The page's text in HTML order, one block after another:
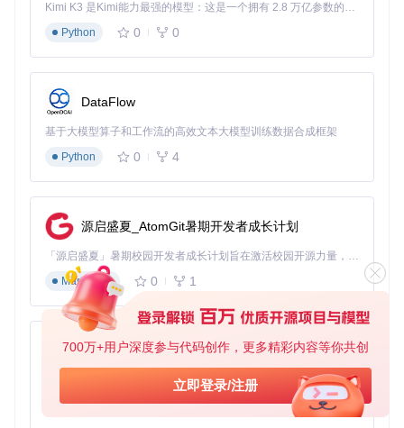
700万+用户深度参与代码创作，更多精彩内容等你共创
立即登录/注册
游戏设置优化
界面亮度调整为70%，确保图像识别准确性
部署验证流程
工具初始化
运行配置向导：python main.py --setup
完成游戏窗口校准和操作区域划定
保存初始配置文件
功能验证
启动基础功能测试：python main.py --test basic
检查日志输出，确认无错误信息
验证自动战斗、自动拾取等核心功能
OK-WW鸣潮智能助手的主功能配置界面，显示核心自动化功
功能实战技术：核心模块应用解析
Kimi K3 是Kimi能力最强的模型：这是一个拥有 2.8 万亿参数的混合专家（MoE）模型，具备原生视觉理解能力，并支持 100 万 token 的上下文窗口。
Python
0 0
DataFlow
基于大模型算子和工作流的高效文本大模型训练数据合成框架
Python
0 4
源启盛夏_AtomGit暑期开发者成长计划
「源启盛夏」暑期校园开发者成长计划旨在激活校园开源力量，通过积分激励、认证扶持、资源倾斜等形式，引导高校组织和开发者完成「入驻 — 建项目 — 做贡献 — 获认证 — 得资源」的完整闭环。无论你是想带领社团入驻平台的组织者，还是希望用代码贡献证明自己的开发者，都能在这里找到属于你的成长路径。
Markdown
0 1
py-xiaozhi
基于Python的Xiaozhi AI，适用于想要完整Xiaozhi体验而无需拥有专用硬件的用户。
Python
0 1